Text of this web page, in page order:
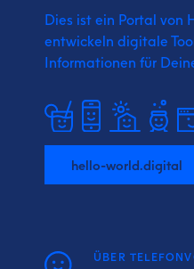
Dies ist ein Portal von
entwickeln digitale
Informationen für
hello-world.digital
ÜBER